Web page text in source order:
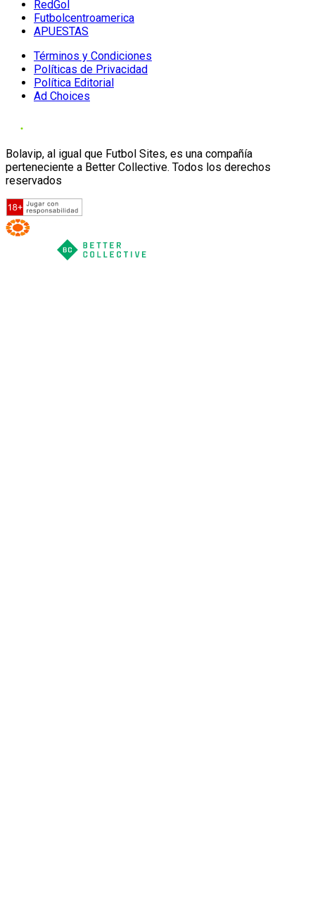
RedGol
Futbolcentroamerica
APUESTAS
Términos y Condiciones
Políticas de Privacidad
Política Editorial
Ad Choices
Bolavip, al igual que Futbol Sites, es una compañía
perteneciente a Better Collective. Todos los derechos
reservados